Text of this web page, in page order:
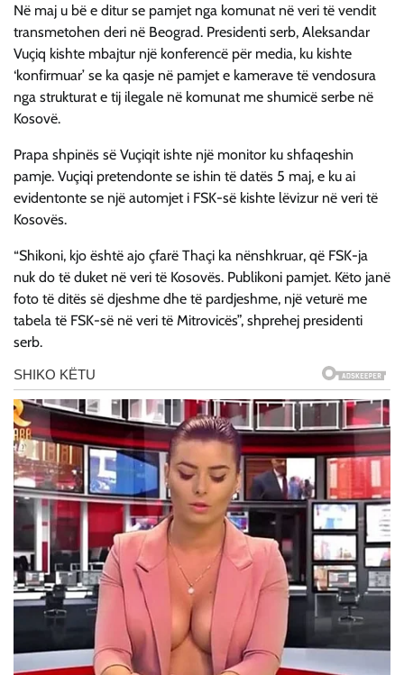
Në maj u bë e ditur se pamjet nga komunat në veri të vendit
transmetohen deri në Beograd. Presidenti serb, Aleksandar
Vuçiq kishte mbajtur një konferencë për media, ku kishte
‘konfirmuar’ se ka qasje në pamjet e kamerave të vendosura
nga strukturat e tij ilegale në komunat me shumicë serbe në
Kosovë.
Prapa shpinës së Vuçiqit ishte një monitor ku shfaqeshin
pamje. Vuçiqi pretendonte se ishin të datës 5 maj, e ku ai
evidentonte se një automjet i FSK-së kishte lëvizur në veri të
Kosovës.
“Shikoni, kjo është ajo çfarë Thaçi ka nënshkruar, që FSK-ja
nuk do të duket në veri të Kosovës. Publikoni pamjet. Këto janë
foto të ditës së djeshme dhe të pardjeshme, një veturë me
tabela të FSK-së në veri të Mitrovicës”, shprehej presidenti
serb.